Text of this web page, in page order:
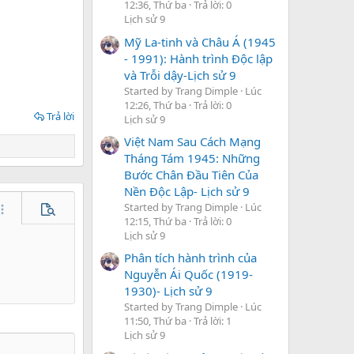
Trả lời
tùy chọn…
Xem trước
12:36, Thứ ba Trả lời: 0
Lịch sử 9
Mỹ La-tinh và Châu Á (1945
- 1991): Hành trình Độc lập
và Trỗi dậy-Lịch sử 9
Started by Trang Dimple Lúc
12:26, Thứ ba Trả lời: 0
Lịch sử 9
Việt Nam Sau Cách Mạng
Tháng Tám 1945: Những
Bước Chân Đầu Tiên Của
Nền Độc Lập- Lịch sử 9
Started by Trang Dimple Lúc
12:15, Thứ ba Trả lời: 0
Lịch sử 9
Phân tích hành trình của
Nguyễn Ái Quốc (1919-
1930)- Lịch sử 9
Started by Trang Dimple Lúc
11:50, Thứ ba Trả lời: 1
Lịch sử 9